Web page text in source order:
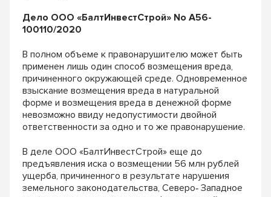
Дело ООО «БалтИнвестСтрой» No А56-
100110/2020
В полном объеме к правонарушителю может быть
применен лишь один способ возмещения вреда,
причиненного окружающей среде. Одновременное
взыскание возмещения вреда в натуральной
форме и возмещения вреда в денежной форме
невозможно ввиду недопустимости двойной
ответственности за одно и то же правонарушение.
В деле ООО «БалтИнвестСтрой» еще до
предъявления иска о возмещении 56 млн рублей
ущерба, причиненного в результате нарушения
земельного законодательства, Северо‐ Западное